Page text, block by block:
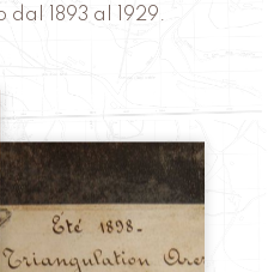
1893 al 1929.